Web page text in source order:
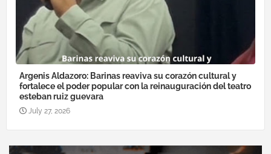
Argenis Aldazoro: Barinas reaviva su corazón cultural y
fortalece el poder popular con la reinauguración del teatro
esteban ruiz guevara
July 27, 2026